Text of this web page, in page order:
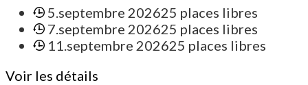
5.septembre 202625 places libres
7.septembre 202625 places libres
11.septembre 202625 places libres
Voir les détails